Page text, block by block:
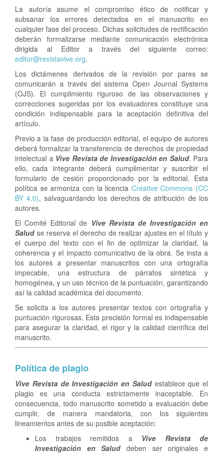
La autoría asume el compromiso ético de notificar y
subsanar los errores detectados en el manuscrito en
cualquier fase del proceso. Dichas solicitudes de rectificación
deberán formalizarse mediante comunicación electrónica
dirigida al Editor a través del siguiente correo:
editor@revistavive.org.
Los dictámenes derivados de la revisión por pares se
comunicarán a través del sistema Open Journal Systems
(OJS). El cumplimiento riguroso de las observaciones y
correcciones sugeridas por los evaluadores constituye una
condición indispensable para la aceptación definitiva del
artículo.
Previo a la fase de producción editorial, el equipo de autores
deberá formalizar la transferencia de derechos de propiedad
intelectual a Vive Revista de Investigación en Salud. Para
ello, cada integrante deberá cumplimentar y suscribir el
formulario de cesión proporcionado por la editorial. Esta
política se armoniza con la licencia Creative Commons (CC
BY 4.0), salvaguardando los derechos de atribución de los
autores.
El Comité Editorial de Vive Revista de Investigación en
Salud se reserva el derecho de realizar ajustes en el título y
el cuerpo del texto con el fin de optimizar la claridad, la
coherencia y el impacto comunicativo de la obra. Se insta a
los autores a presentar manuscritos con una ortografía
impecable, una estructura de párrafos sintética y
homogénea, y un uso técnico de la puntuación, garantizando
así la calidad académica del documento.
Se solicita a los autores presentar textos con ortografía y
puntuación rigurosas. Esta precisión formal es indispensable
para asegurar la claridad, el rigor y la calidad científica del
manuscrito.
Política de plagio
Vive Revista de Investigación en Saludestablece que el
plagio es una conducta estrictamente inaceptable. En
consecuencia, todo manuscrito sometido a evaluación debe
cumplir, de manera mandatoria, con los siguientes
lineamientos antes de su posible aceptación:
Los trabajos remitidos a Vive Revista de
Investigación en Salud deben ser originales e